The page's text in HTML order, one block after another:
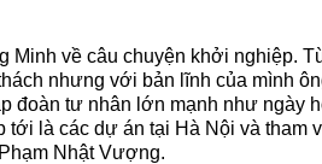
về câu chuyện khởi nghiệp.
nhưng với bản lĩnh của mình
đoàn tư nhân lớn mạnh như ngày
tới là các dự án tại Hà Nội và tham
Nhật Vượng.